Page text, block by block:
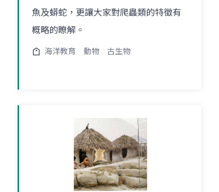
魚及蟒蛇，更讓大家對爬蟲類的特徵有
概略的瞭解。
海洋教育 動物 古生物